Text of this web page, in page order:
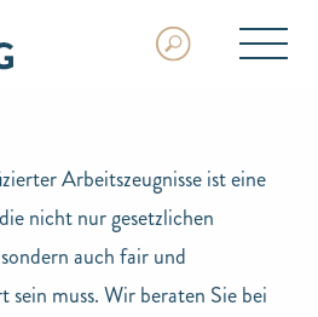
Arbeitszeugnisse ist eine
nicht nur gesetzlichen
auch fair und
muss. Wir beraten Sie bei